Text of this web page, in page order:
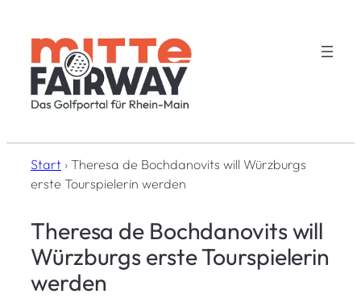
Inhalt
springen
Start › Theresa de Bochdanovits will Würzburgs
erste Tourspielerin werden
Theresa de Bochdanovits will
Würzburgs erste Tourspielerin
werden